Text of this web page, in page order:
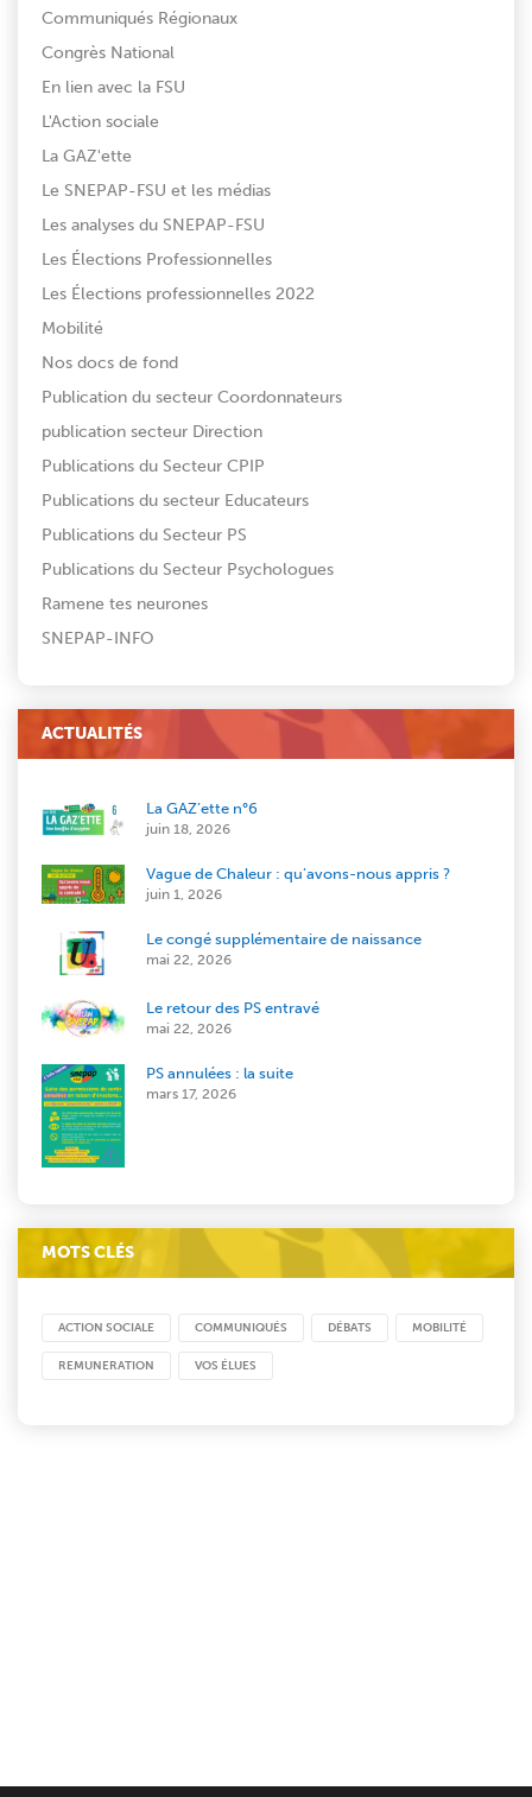
Communiqués Régionaux
Congrès National
En lien avec la FSU
L'Action sociale
La GAZ'ette
Le SNEPAP-FSU et les médias
Les analyses du SNEPAP-FSU
Les Élections Professionnelles
Les Élections professionnelles 2022
Mobilité
Nos docs de fond
Publication du secteur Coordonnateurs
publication secteur Direction
Publications du Secteur CPIP
Publications du secteur Educateurs
Publications du Secteur PS
Publications du Secteur Psychologues
Ramene tes neurones
SNEPAP-INFO
ACTUALITÉS
La GAZ’ette n°6
juin 18, 2026
Vague de Chaleur : qu’avons-nous appris ?
juin 1, 2026
Le congé supplémentaire de naissance
mai 22, 2026
Le retour des PS entravé
mai 22, 2026
PS annulées : la suite
mars 17, 2026
MOTS CLÉS
ACTION SOCIALE COMMUNIQUÉS DÉBATS MOBILITÉ
REMUNERATION VOS ÉLUES